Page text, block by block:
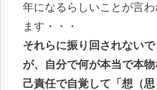
年になるらしいことが言
ます・・・
それらに振り回されない
が、自分で何が本当で本
己責任で自覚して「想（